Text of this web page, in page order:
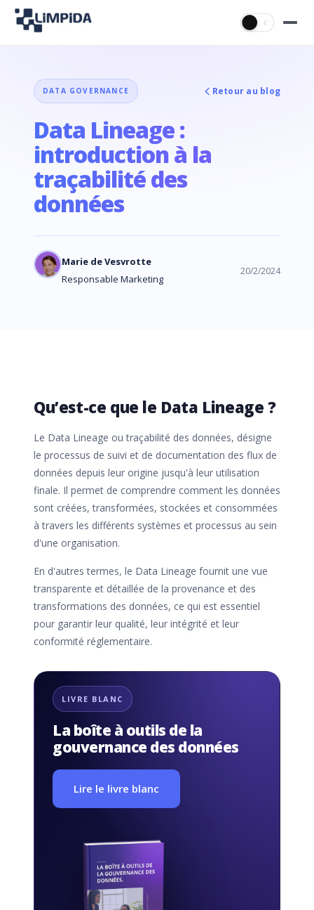
☾
DATA GOVERNANCE Retour au blog
Data Lineage :
introduction à la
traçabilité des
données
Marie de Vesvrotte
Responsable Marketing
20/2/2024
Qu’est-ce que le Data Lineage ?
Le Data Lineage ou traçabilité des données, désigne
le processus de suivi et de documentation des flux de
données depuis leur origine jusqu'à leur utilisation
finale. Il permet de comprendre comment les données
sont créées, transformées, stockées et consommées
à travers les différents systèmes et processus au sein
d'une organisation.
En d'autres termes, le Data Lineage fournit une vue
transparente et détaillée de la provenance et des
transformations des données, ce qui est essentiel
pour garantir leur qualité, leur intégrité et leur
conformité réglementaire.
LIVRE BLANC
La boîte à outils de la
gouvernance des données
Lire le livre blanc